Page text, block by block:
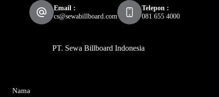
Email :
cs@sewabillboard.com
Telepon :
081 655 4000
PT. Sewa Billboard Indonesia
Nama